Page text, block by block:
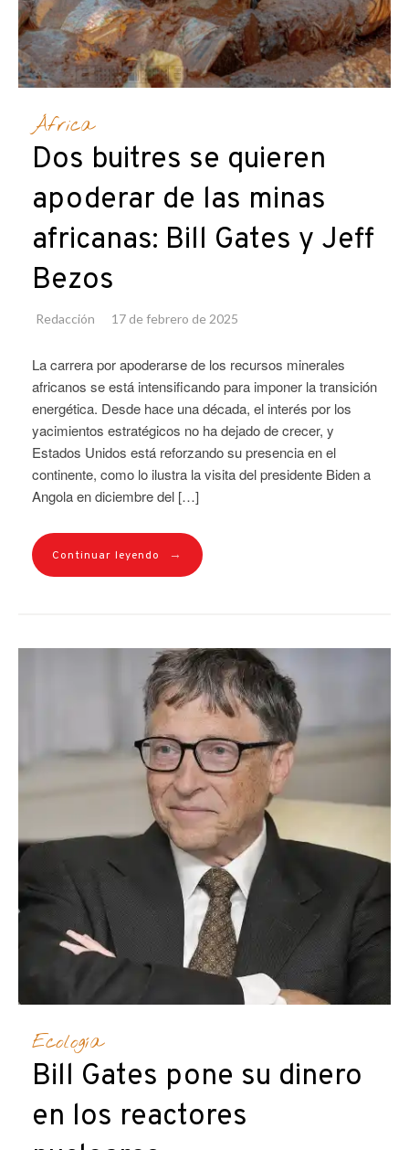
África
Dos buitres se quieren
apoderar de las minas
africanas: Bill Gates y Jeff
Bezos
Redacción 17 de febrero de 2025
La carrera por apoderarse de los recursos minerales
africanos se está intensificando para imponer la transición
energética. Desde hace una década, el interés por los
yacimientos estratégicos no ha dejado de crecer, y
Estados Unidos está reforzando su presencia en el
continente, como lo ilustra la visita del presidente Biden a
Angola en diciembre del […]
Continuar leyendo →
Ecología
Bill Gates pone su dinero
en los reactores